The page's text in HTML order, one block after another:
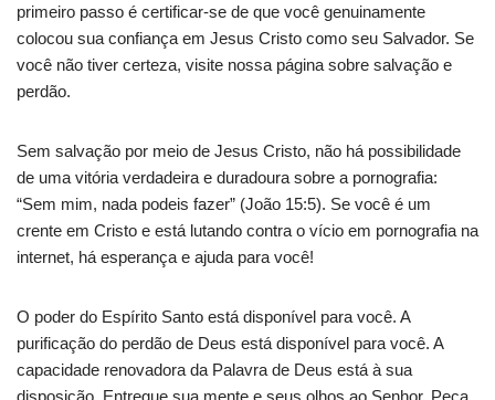
primeiro passo é certificar-se de que você genuinamente
colocou sua confiança em Jesus Cristo como seu Salvador. Se
você não tiver certeza, visite nossa página sobre salvação e
perdão.
Sem salvação por meio de Jesus Cristo, não há possibilidade
de uma vitória verdadeira e duradoura sobre a pornografia:
“Sem mim, nada podeis fazer” (João 15:5). Se você é um
crente em Cristo e está lutando contra o vício em pornografia na
internet, há esperança e ajuda para você!
O poder do Espírito Santo está disponível para você. A
purificação do perdão de Deus está disponível para você. A
capacidade renovadora da Palavra de Deus está à sua
disposição. Entregue sua mente e seus olhos ao Senhor. Peça